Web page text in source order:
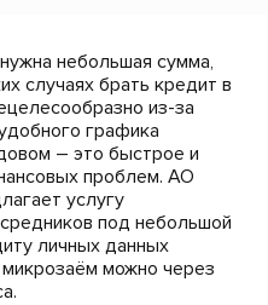
небольшая сумма,
случаях брать кредит в
из-за
графика
– это быстрое и
проблем. АО
услугу
под небольшой
личных данных
можно через